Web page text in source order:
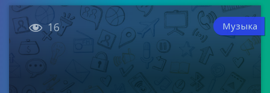
 16 Музыка